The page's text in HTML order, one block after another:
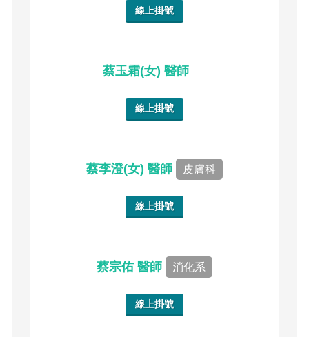
線上掛號
蔡玉霜(女) 醫師
線上掛號
蔡李澄(女) 醫師 皮膚科
線上掛號
蔡宗佑 醫師 消化系
線上掛號